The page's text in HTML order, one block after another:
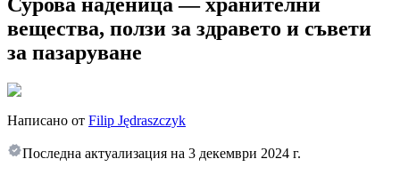
Сурова наденица — хранителни
вещества, ползи за здравето и съвети
за пазаруване
Написано от Filip Jędraszczyk
Последна актуализация на 3 декември 2024 г.